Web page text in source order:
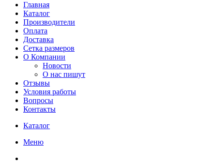
Главная
Каталог
Производители
Оплата
Доставка
Сетка размеров
О Компании
Новости
О нас пишут
Отзывы
Условия работы
Вопросы
Контакты
Каталог
Меню